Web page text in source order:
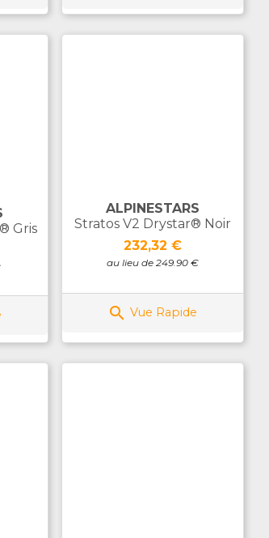
Gris
ALPINESTARS
Stratos V2 Drystar® Noir
Prix
232,32 €
au lieu de 249.90 €
 Vue Rapide